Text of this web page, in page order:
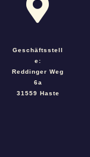
Geschäftsstell
e:
Reddinger Weg
6a
31559 Haste